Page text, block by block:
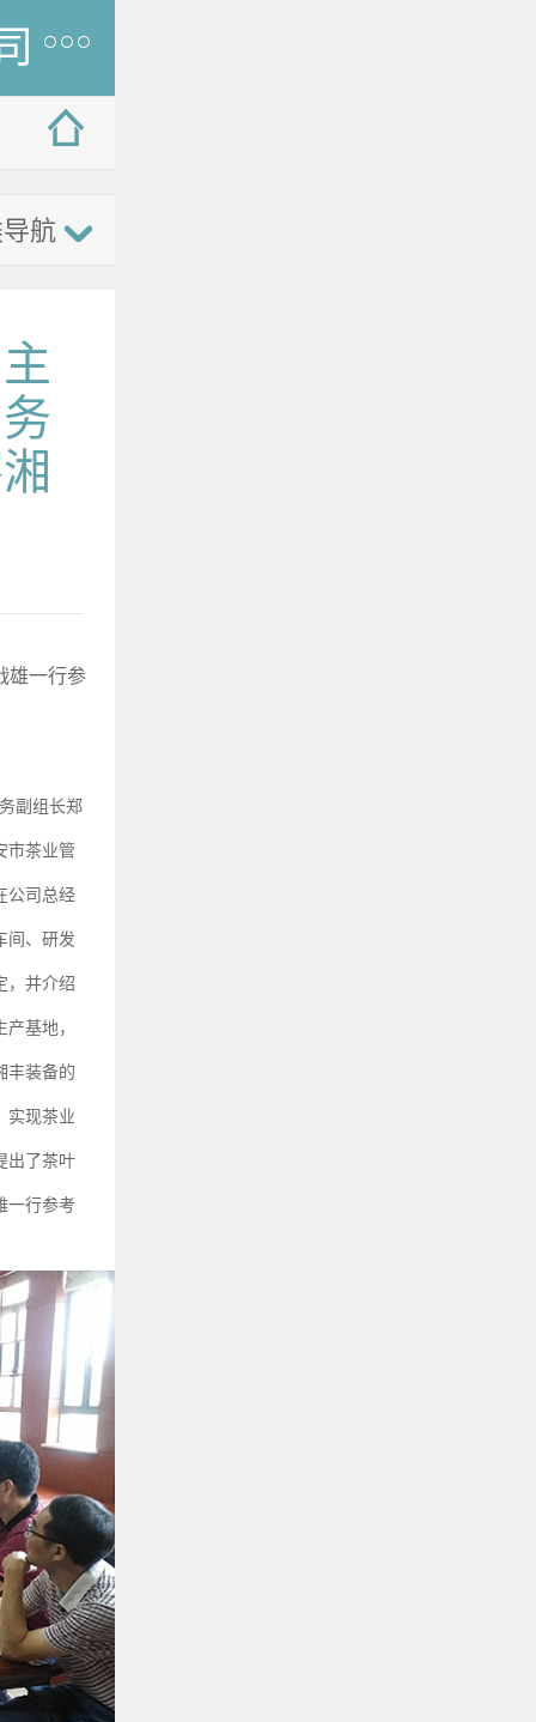
航
雄一行参
副组长郑
市茶业管
公司总经
间、研发
，并介绍
基地，
丰装备的
实现茶业
出了茶叶
一行参考